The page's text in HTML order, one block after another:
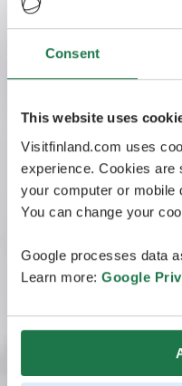
Consent
This website uses
Visitfinland.com uses
experience. Cookies are
your computer or mobile
You can change your
Google processes data
Learn more: Google